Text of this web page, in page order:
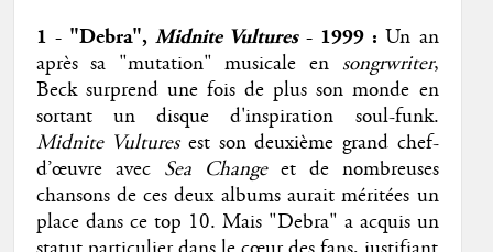
1 - "Debra", Midnite Vultures- 1999 :Un an
après sa "mutation" musicale en songrwriter,
Beck surprend une fois de plus son monde en
sortant un disque d'inspiration soul-funk.
Midnite Vulturesest son deuxième grand chef-
d’œuvre avec Sea Change et de nombreuses
chansons de ces deux albums aurait méritées un
place dans ce top 10. Mais "Debra" a acquis un